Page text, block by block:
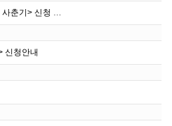
8월 체험관 성교육 <동고동락 나의 사춘기> 신청 안내
신청안내